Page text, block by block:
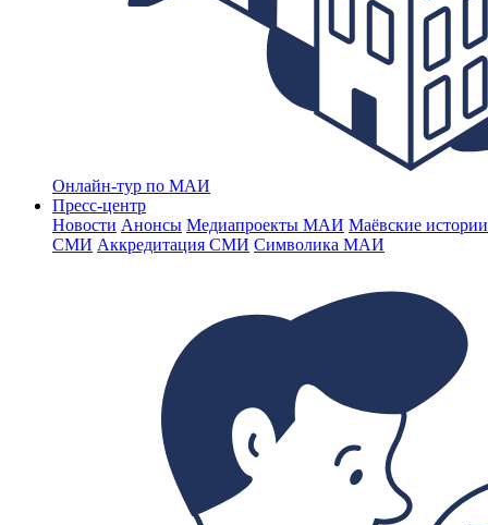
Онлайн-тур по МАИ
Пресс-центр
Новости Анонсы Медиапроекты МАИ Маёвские
СМИ Аккредитация СМИ Символика МАИ